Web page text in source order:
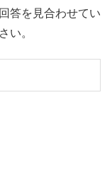
答を見合わせてい
い。